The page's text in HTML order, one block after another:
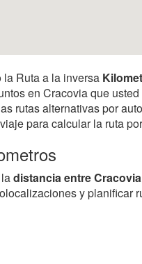
la Ruta a la inversa
en Cracovia que
rutas alternativas por
para calcular la ruta
distancia entre
y planificar